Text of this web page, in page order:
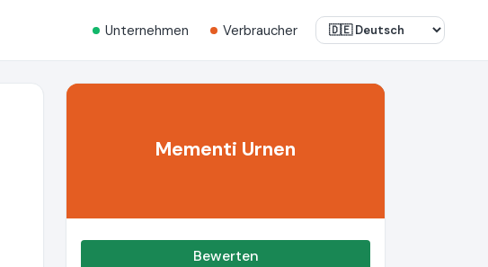
Unternehmen Verbraucher
Mementi Urnen
Bewerten